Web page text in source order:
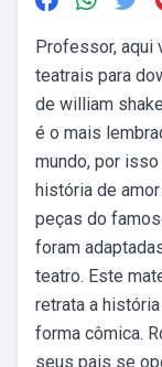
Professor, aqui
teatrais para
de william
é o mais
mundo, por
história de
peças do
foram
teatro. Este
retrata a
forma cômica.
seus pais se